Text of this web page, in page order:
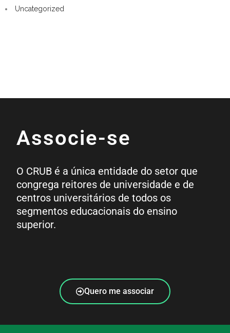
Uncategorized
Associe-se
O CRUB é a única entidade do setor que
congrega reitores de universidade e de
centros universitários de todos os
segmentos educacionais do ensino
superior.
Quero me associar